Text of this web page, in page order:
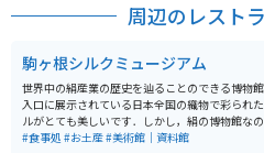
をしながら気分転
周辺のレスト
駒ヶ根シルクミュージアム
世界中の絹産業の歴史を辿ることのできる博物館
入口に展示されている日本全国の織物で彩られ
ルがとても美しいです．しかし，絹の博物館な
ついても詳しい展示がされているため，虫、特に
#食事処 #お土産#美術館｜資料館